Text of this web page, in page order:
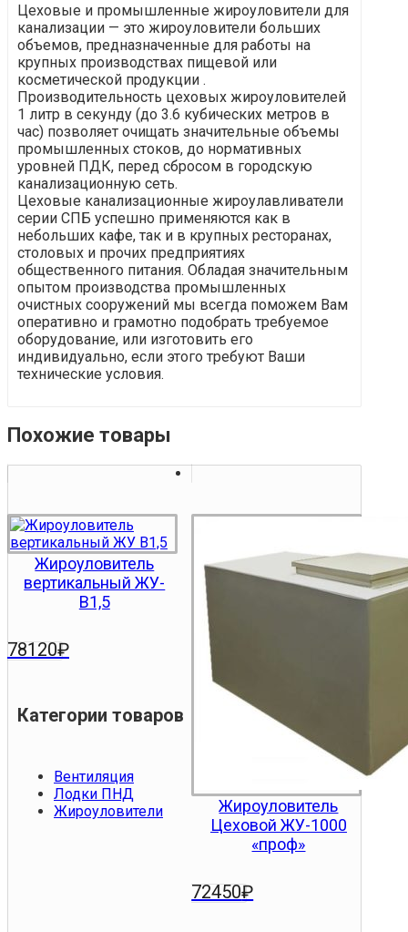
Цеховые и промышленные жироуловители для
канализации — это жироуловители больших
объемов, предназначенные для работы на
крупных производствах пищевой или
косметической продукции .
Производительность цеховых жироуловителей
1 литр в секунду (до 3.6 кубических метров в
час) позволяет очищать значительные объемы
промышленных стоков, до нормативных
уровней ПДК, перед сбросом в городскую
канализационную сеть.
Цеховые канализационные жироулавливатели
серии СПБ успешно применяются как в
небольших кафе, так и в крупных ресторанах,
столовых и прочих предприятиях
общественного питания. Обладая значительным
опытом производства промышленных
очистных сооружений мы всегда поможем Вам
оперативно и грамотно подобрать требуемое
оборудование, или изготовить его
индивидуально, если этого требуют Ваши
технические условия.
Похожие товары
Жироуловитель
вертикальный ЖУ-
В1,5
78120₽
Жироуловитель
Цеховой ЖУ-1000
«проф»
72450₽
Категории товаров
Вентиляция
Лодки ПНД
Жироуловители